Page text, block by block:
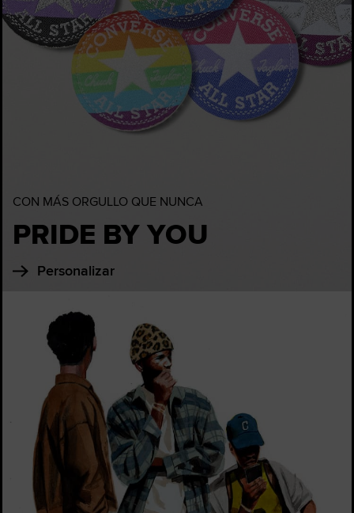
CON MÁS ORGULLO QUE NUNCA
PRIDE BY YOU
Personalizar